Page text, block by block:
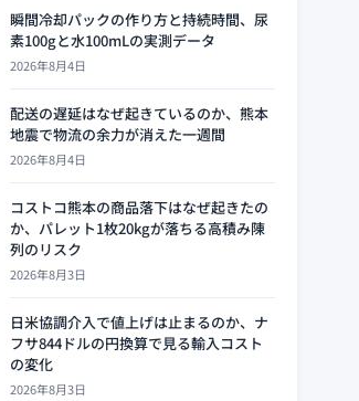
瞬間冷却パックの作り方と持続時間、尿
素100gと水100mLの実測データ
2026年8月4日
配送の遅延はなぜ起きているのか、熊本
地震で物流の余力が消えた一週間
2026年8月4日
コストコ熊本の商品落下はなぜ起きたの
か、パレット1枚20kgが落ちる高積み陳
列のリスク
2026年8月3日
日米協調介入で値上げは止まるのか、ナ
フサ844ドルの円換算で見る輸入コスト
の変化
2026年8月3日